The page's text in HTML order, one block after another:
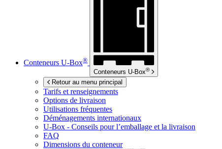
Conteneurs U-Box®
Conteneurs U-Box®
Retour au menu principal
Tarifs et renseignements
Options de livraison
Utilisations fréquentes
Déménagements internationaux
U-Box - Conseils pour l’emballage et la livraison
FAQ
Dimensions du conteneur